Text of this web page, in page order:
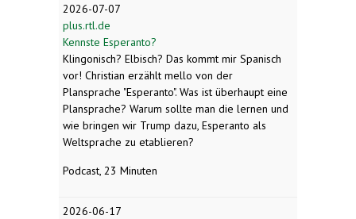
2026-07-07
plus.rtl.de
Kennste Esperanto?
Klingonisch? Elbisch? Das kommt mir Spanisch
vor! Christian erzählt mello von der
Plansprache "Esperanto". Was ist überhaupt eine
Plansprache? Warum sollte man die lernen und
wie bringen wir Trump dazu, Esperanto als
Weltsprache zu etablieren?
Podcast, 23 Minuten
2026-06-17